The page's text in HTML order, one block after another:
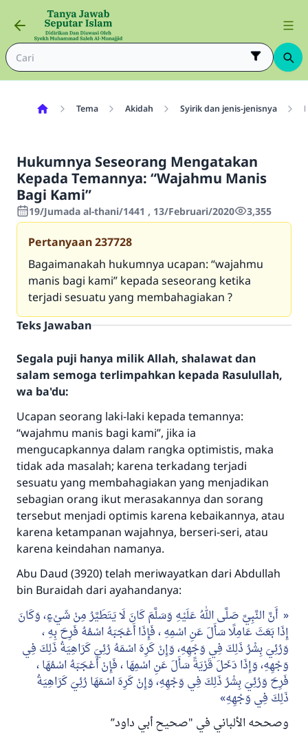
Tema Akidah Syirik dan jenis-jenisnya
Hukumnya Seseorang Mengatakan
Kepada Temannya: “Wajahmu Manis
Bagi Kami”
19/Jumada al-thani/1441 , 13/Februari/2020 3,355
Pertanyaan237728
Bagaimanakah hukumnya ucapan: “wajahmu
manis bagi kami” kepada seseorang ketika
terjadi sesuatu yang membahagiakan ?
Teks Jawaban
Segala puji hanya milik Allah, shalawat dan
salam semoga terlimpahkan kepada Rasulullah,
wa ba'du:
Ucapan seorang laki-laki kepada temannya:
“wajahmu manis bagi kami”, jika ia
mengucapkannya dalam rangka optimistis, maka
tidak ada masalah; karena terkadang terjadi
sesuatu yang membahagiakan yang menjadikan
sebagian orang ikut merasakannya dan sorang
tersebut menjadi optimis karena kebaikannya, atau
karena ketampanan wajahnya, berseri-seri, atau
karena keindahan namanya.
Abu Daud (3920) telah meriwayatkan dari Abdullah
bin Buraidah dari ayahandanya:
أَنَّ النَّبِيَّ صَلَّى اللهُ عَلَيْهِ وَسَلَّمَ كَانَ لَا يَتَطَيَّرُ مِنْ شَيْءٍ، وَكَانَ
إِذَا بَعَثَ عَامِلًا سَأَلَ عَنِ اسْمِهِ ، فَإِذَا أَعْجَبَهُ اسْمُهُ فَرِحَ بِهِ ،
وَرُئِيَ بِشْرُ ذَلِكَ فِي وَجْهِهِ، وَإِنْ كَرِهَ اسْمَهُ رُئِيَ كَرَاهِيَةُ ذَلِكَ فِي
وَجْهِهِ، وَإِذَا دَخَلَ قَرْيَةً سَأَلَ عَنِ اسْمِهَا ، فَإِنْ أَعْجَبَهُ اسْمُهَا ،
فَرِحَ وَرُئِيَ بِشْرُ ذَلِكَ فِي وَجْهِهِ، وَإِنْ كَرِهَ اسْمَهَا رُئِيَ كَرَاهِيَةُ
ذَلِكَ فِي وَجْهِهِ
وصححه الألباني في "صحيح أبي داود”